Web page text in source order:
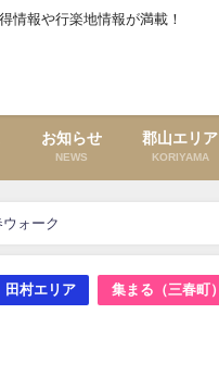
情報や行楽地情報が満載！
お知らせ
NEWS
郡山エリア
KORIYAMA
ウォーク
田村エリア 集まる（三春町）